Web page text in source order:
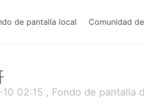
de pantalla local Comunidad
02:15 , Fondo de pantalla